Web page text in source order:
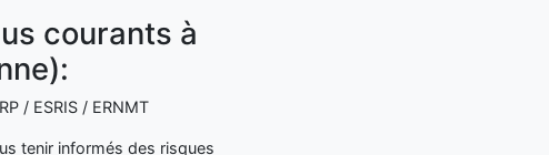
courants à
/ ESRIS / ERNMT
tenir informés des risques